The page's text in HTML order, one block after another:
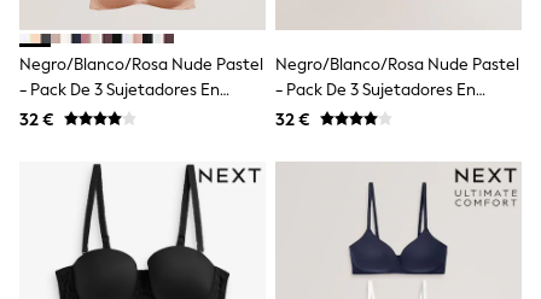
Waistcoats
Ties
New In
Pyjamas
Robes
Socks
New In
Bags
Hats
Denim Jackets
Raincoats
Negro/blanco/rosa Nude Pastel
- Pack De 3 Sujetadores En
Mezcla De Algodón Ultimate
32 €
Negro/blanco/rosa Nude Pastel
- Pack De 3 Sujetadores En
Mezcla De Algodón Ultimate
32 €